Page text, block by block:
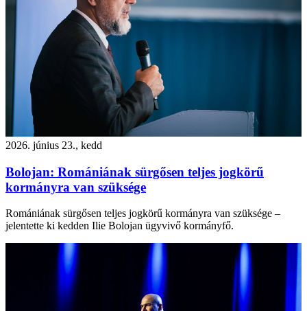
2026. június 23., kedd
Bolojan: Romániának sürgősen teljes jogkörű
kormányra van szüksége
Romániának sürgősen teljes jogkörű kormányra van szüksége –
jelentette ki kedden Ilie Bolojan ügyvivő kormányfő.